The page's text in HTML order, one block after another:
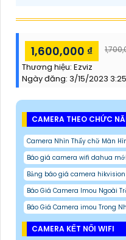
1,600,000 ₫
Thương hiệu: Ezviz
Ngày đăng: 3/15/2023
CAMERA THEO CHỨC
Camera Nhìn Thấy chữ Màn
Báo giá camera wifi dahua mới
Bảng báo giá camera
Báo Giá Camera Imou Ngoài
Báo Giá Camera imou Trong
CAMERA KẾT NỐI WIFI